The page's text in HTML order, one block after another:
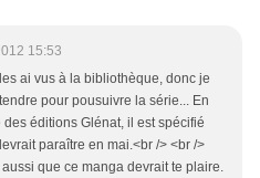
15:53
ai vus à la bibliothèque, donc je
pour pousuivre la série... En
des éditions Glénat, il est spécifié
paraître en mai.<br /> <br />
que ce manga devrait te plaire.